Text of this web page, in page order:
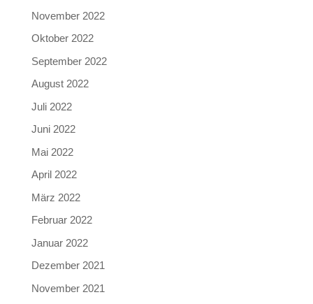
November 2022
Oktober 2022
September 2022
August 2022
Juli 2022
Juni 2022
Mai 2022
April 2022
März 2022
Februar 2022
Januar 2022
Dezember 2021
November 2021